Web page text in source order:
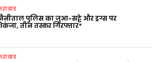
पुलिस का जुआ-सट्टे और ड्रग्स पर
तीन तस्कर गिरफ्तार*